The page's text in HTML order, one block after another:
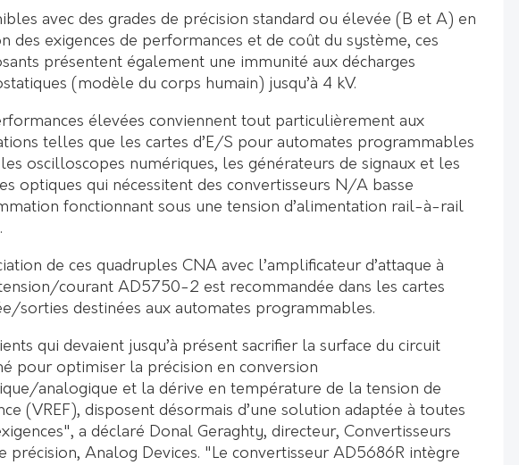
avec des grades de précision standard ou élevée (B et A) en
des exigences de performances et de coût du système, ces
présentent également une immunité aux décharges
(modèle du corps humain) jusqu’à 4 kV.
élevées conviennent tout particulièrement aux
telles que les cartes d’E/S pour automates programmables
oscilloscopes numériques, les générateurs de signaux et les
optiques qui nécessitent des convertisseurs N/A basse
fonctionnant sous une tension d’alimentation rail-à-rail
de ces quadruples CNA avec l’amplificateur d’attaque à
courant AD5750-2 est recommandée dans les cartes
sorties destinées aux automates programmables.
qui devaient jusqu’à présent sacrifier la surface du circuit
pour optimiser la précision en conversion
analogique et la dérive en température de la tension de
(VREF), disposent désormais d’une solution adaptée à toutes
a déclaré Donal Geraghty, directeur, Convertisseurs
précision, Analog Devices. "Le convertisseur AD5686R intègre